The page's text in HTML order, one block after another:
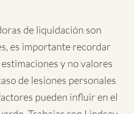
de liquidación son
es importante recordar
y no valores
de lesiones personales
pueden influir en el